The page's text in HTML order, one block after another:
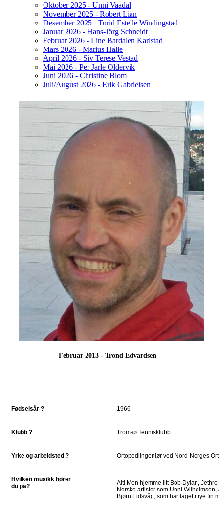
Oktober 2025 - Unni Vaadal
November 2025 - Robert Lian
Desember 2025 - Turid Estelle Windingstad
Januar 2026 - Hans-Jörg Schneidt
Februar 2026 - Line Bardalen Karlstad
Mars 2026 - Marius Halle
April 2026 - Siv Terese Vestad
Mai 2026 - Per Jarle Oldervik
Juni 2026 - Christine Blom
Juli/August 2026 - Erik Gabrielsen
Februar 2013 - Trond Edvardsen
Fødselsår ? 1966
Klubb ? Tromsø Tennisklubb
Yrke og arbeidsted ? Ortopediingeniør ved Nord-Norges
Hvilken musikk hører
du på?
Alt! Men hjemme litt Bob Dylan,
Norske artister som Unni
Bjørn Eidsvåg, som har laget mye fin